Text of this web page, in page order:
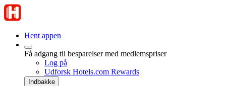
Hent appen
Få adgang til besparelser med medlemspriser
Log på
Udforsk Hotels.com Rewards
Indbakke